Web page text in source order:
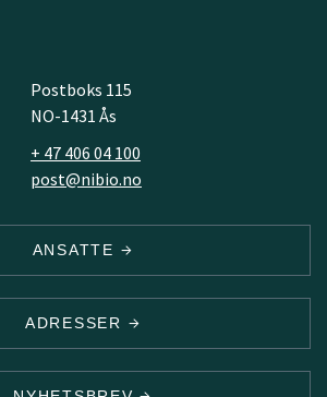
Postboks 115
NO-1431 Ås
+ 47 406 04 100
post@nibio.no
ANSATTE
ADRESSER